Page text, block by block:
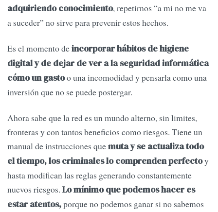
adquiriendo conocimiento, repetirnos “a mi no me va
a suceder” no sirve para prevenir estos hechos.
Es el momento deincorporar hábitos de higiene
digital y de dejar de ver a la seguridad informática
cómo un gastoo una incomodidad y pensarla como una
inversión que no se puede postergar.
Ahora sabe que la red es un mundo alterno, sin limites,
fronteras y con tantos beneficios como riesgos. Tiene un
manual de instrucciones quemuta y se actualiza todo
el tiempo, los criminales lo comprenden perfectoy
hasta modifican las reglas generando constantemente
nuevos riesgos. Lo mínimo que podemos hacer es
estar atentos,porque no podemos ganar si no sabemos